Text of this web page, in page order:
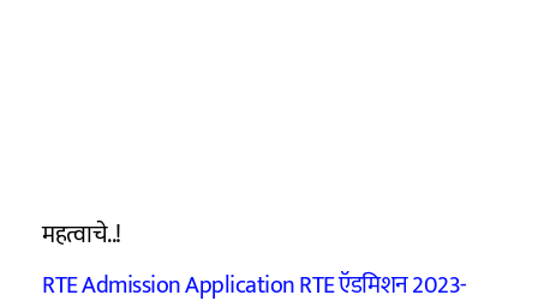
महत्वाचे..!
RTE Admission Application RTE ऍडमिशन 2023-